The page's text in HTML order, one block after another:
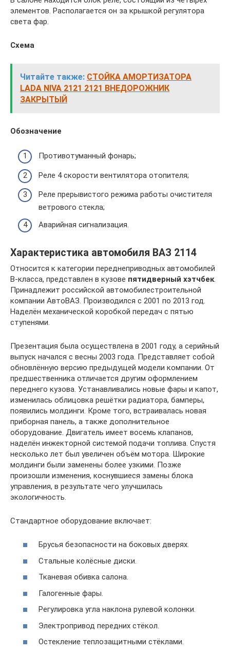
элементов. Располагается он за крышкой регулятора
света фар.
Схема
Читайте также: СТОЙКА АМОРТИЗАТОРА
LADA NIVA 2121 2121 ВНЕДОРОЖНИК
ЗАКРЫТЫЙ
Обозначение
Противотуманный фонарь;
Реле 4 скорости вентилятора отопителя;
Реле прерывистого режима работы очистителя
ветрового стекла;
Аварийная сигнализация.
Характеристика автомобиля ВАЗ 2114
Относится к категории переднеприводных автомобилей
B-класса, представлен в кузове пятидверный хэтчбек.
Принадлежит российской автомобилестроительной
компании АвтоВАЗ. Производился с 2001 по 2013 год.
Наделён механической коробкой передач с пятью
ступенями.
Презентация была осуществлена в 2001 году, а серийный
выпуск начался с весны 2003 года. Представляет собой
обновлённую версию предыдущей модели компании. От
предшественника отличается другим оформлением
переднего кузова. Устанавливались новые фары и капот,
изменилась облицовка решётки радиатора, бамперы,
появились молдинги. Кроме того, встраивалась новая
приборная панель, а также дополнительное
оборудование. Двигатель имеет восемь клапанов,
наделён инжекторной системой подачи топлива. Спустя
несколько лет был увеличен объём мотора. Широкие
молдинги были заменены более узкими. Позже
произошли изменения, коснувшиеся замены блока
управления, в результате чего улучшилась
экологичность.
Стандартное оборудование включает:
Брусья безопасности на боковых дверях.
Стальные колёсные диски.
Тканевая обивка салона.
Галогенные фары.
Регулировка угла наклона рулевой колонки.
Электропривод передних стёкол.
Остекление теплозащитными стёклами.